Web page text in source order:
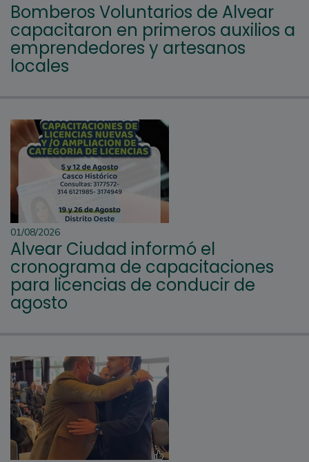
Bomberos Voluntarios de Alvear
capacitaron en primeros auxilios a
emprendedores y artesanos
locales
01/08/2026
Alvear Ciudad informó el
cronograma de capacitaciones
para licencias de conducir de
agosto